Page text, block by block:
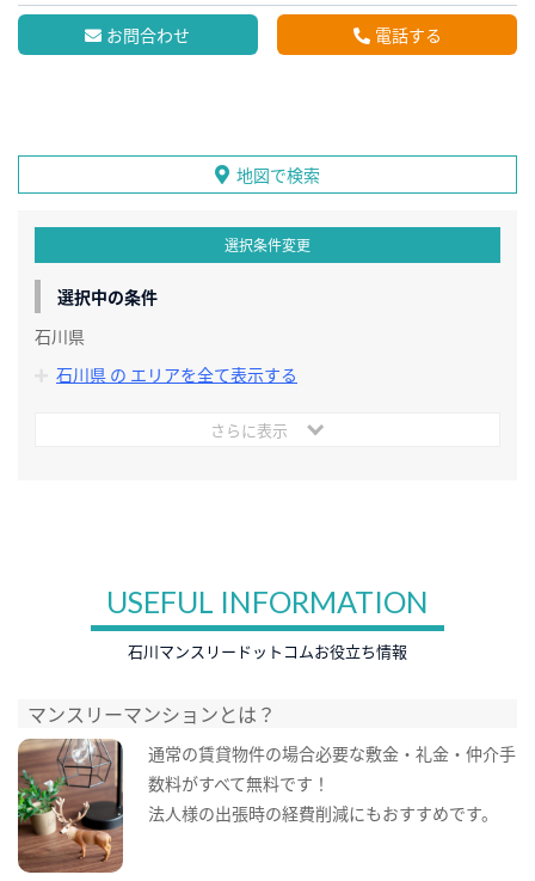
お問合わせ 電話する
地図で検索
選択条件変更
選択中の条件
石川県
石川県 の エリアを全て表示する
さらに表示
USEFUL INFORMATION
石川マンスリードットコムお役立ち情報
マンスリーマンションとは？
通常の賃貸物件の場合必要な敷金・礼金・仲介手
数料がすべて無料です！
法人様の出張時の経費削減にもおすすめです。